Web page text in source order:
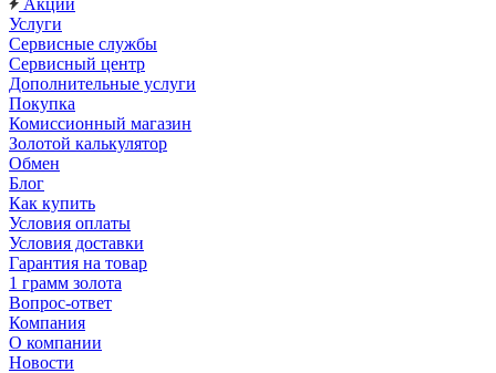
Акции
Услуги
Сервисные службы
Сервисный центр
Дополнительные услуги
Покупка
Комиссионный магазин
Золотой калькулятор
Обмен
Блог
Как купить
Условия оплаты
Условия доставки
Гарантия на товар
1 грамм золота
Вопрос-ответ
Компания
О компании
Новости